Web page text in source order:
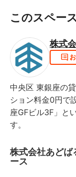
・利用内容・形態
す。その際のご
ださい。
・必要に応じて予
する資料をご提
は、利用をお断
ください。
・防犯上の目的
ます。
・騒音（音楽や
がなされなかっ
す。その際のご返
このスペー
株式
中央区 東銀座の
ション料金0円で
座GFビル3F」と
す。
株式会社あどば
ース